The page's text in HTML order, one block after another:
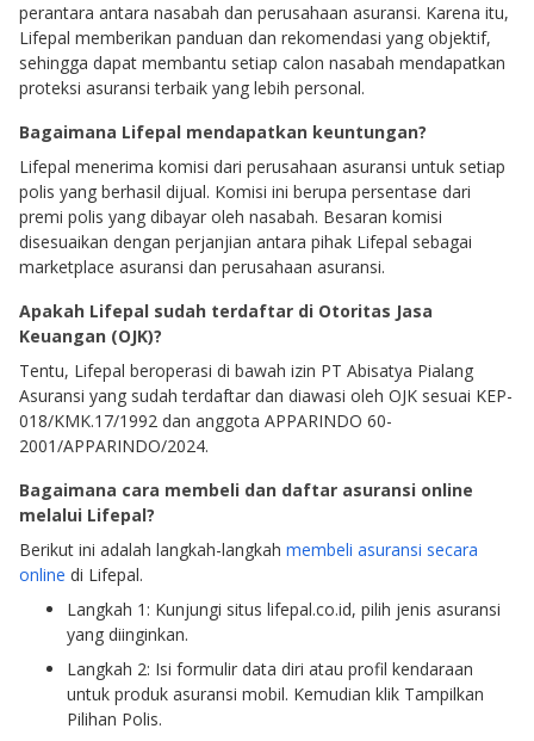
perantara antara nasabah dan perusahaan asuransi. Karena itu,
Lifepal memberikan panduan dan rekomendasi yang objektif,
sehingga dapat membantu setiap calon nasabah mendapatkan
proteksi asuransi terbaik yang lebih personal.
Bagaimana Lifepal mendapatkan keuntungan?
Lifepal menerima komisi dari perusahaan asuransi untuk setiap
polis yang berhasil dijual. Komisi ini berupa persentase dari
premi polis yang dibayar oleh nasabah. Besaran komisi
disesuaikan dengan perjanjian antara pihak Lifepal sebagai
marketplace asuransi dan perusahaan asuransi.
Apakah Lifepal sudah terdaftar di Otoritas Jasa
Keuangan (OJK)?
Tentu, Lifepal beroperasi di bawah izin PT Abisatya Pialang
Asuransi yang sudah terdaftar dan diawasi oleh OJK sesuai KEP-
018/KMK.17/1992 dan anggota APPARINDO 60-
2001/APPARINDO/2024.
Bagaimana cara membeli dan daftar asuransi online
melalui Lifepal?
Berikut ini adalah langkah-langkah membeli asuransi secara
online di Lifepal.
Langkah 1: Kunjungi situs lifepal.co.id, pilih jenis asuransi
yang diinginkan.
Langkah 2: Isi formulir data diri atau profil kendaraan
untuk produk asuransi mobil. Kemudian klik Tampilkan
Pilihan Polis.